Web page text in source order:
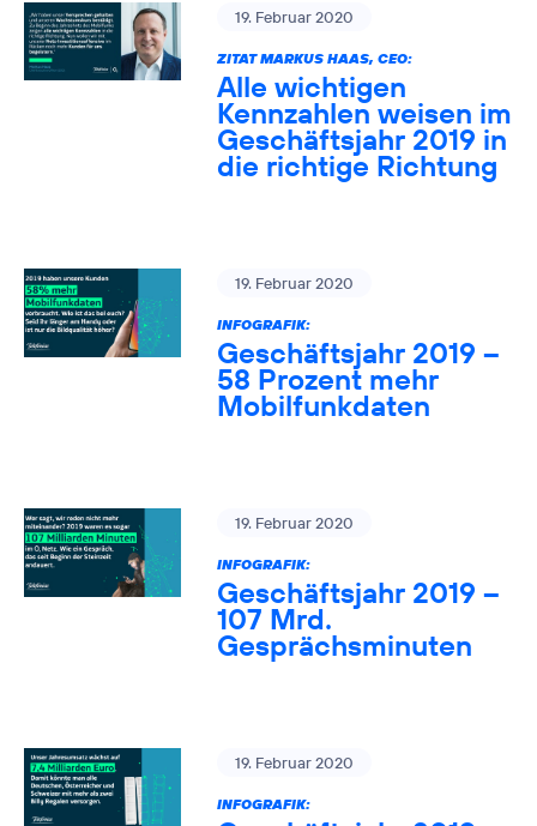
19. Februar 2020
ZITAT MARKUS HAAS, CEO:
Alle wichtigen
Kennzahlen weisen im
Geschäftsjahr 2019 in
die richtige Richtung
19. Februar 2020
INFOGRAFIK:
Geschäftsjahr 2019 –
58 Prozent mehr
Mobilfunkdaten
19. Februar 2020
INFOGRAFIK:
Geschäftsjahr 2019 –
107 Mrd.
Gesprächsminuten
19. Februar 2020
INFOGRAFIK: